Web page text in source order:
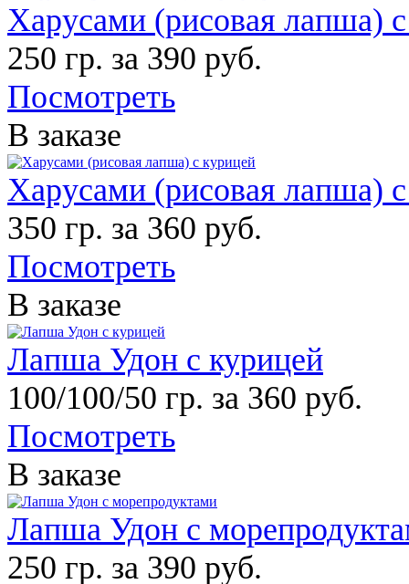
Харусами (рисовая лапша)
250 гр. за 390 руб.
Посмотреть
В заказе
Харусами (рисовая лапша)
350 гр. за 360 руб.
Посмотреть
В заказе
Лапша Удон с курицей
100/100/50 гр. за 360 руб.
Посмотреть
В заказе
Лапша Удон с
250 гр. за 390 руб.